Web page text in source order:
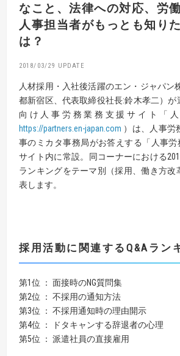
なこと、法律への対応、労
人事担当者がもっとも知り
は？
2018/03/29
人材採用・入社後活躍のエン・ジャパン
都新宿区、代表取締役社長:鈴木孝二）
向け人事労務業務支援サイト「
https://partners.en-japan.com ）は、人事労
事のミカタ事務局がお答えする「人事労
サイト内に常設。同コーナーにおける
ランキングをテーマ別（採用、働き方改
表します。
採用活動に関連する Q&A ラン
第1位 ： 面接時のNG質問集
第2位 ： 不採用の通知方法
第3位 ： 不採用通知時の理由開示
第4位 ： ドタキャンする辞退者の心理
第5位 ： 派遣社員の直接雇用